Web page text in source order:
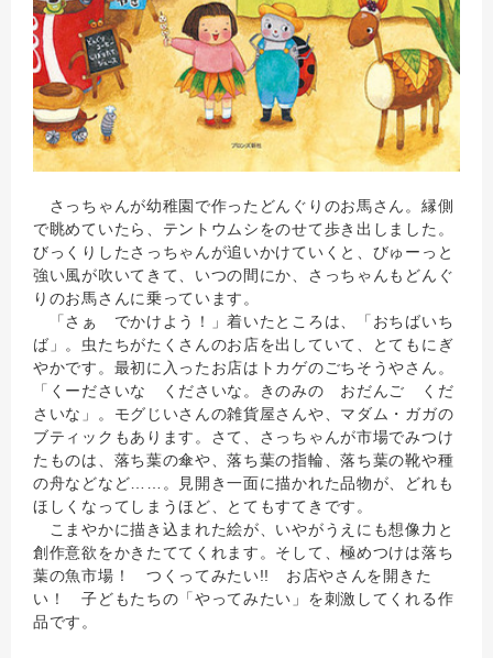
さっちゃんが幼稚園で作ったどんぐりのお馬さん。縁側
で眺めていたら、テントウムシをのせて歩き出しました。
びっくりしたさっちゃんが追いかけていくと、びゅーっと
強い風が吹いてきて、いつの間にか、さっちゃんもどんぐ
りのお馬さんに乗っています。
「さぁ でかけよう！」着いたところは、「おちばいち
ば」。虫たちがたくさんのお店を出していて、とてもにぎ
やかです。最初に入ったお店はトカゲのごちそうやさん。
「くーださいな くださいな。きのみの おだんご くだ
さいな」。モグじいさんの雑貨屋さんや、マダム・ガガの
ブティックもあります。さて、さっちゃんが市場でみつけ
たものは、落ち葉の傘や、落ち葉の指輪、落ち葉の靴や種
の舟などなど……。見開き一面に描かれた品物が、どれも
ほしくなってしまうほど、とてもすてきです。
こまやかに描き込まれた絵が、いやがうえにも想像力と
創作意欲をかきたててくれます。そして、極めつけは落ち
葉の魚市場！ つくってみたい!! お店やさんを開きた
い！ 子どもたちの「やってみたい」を刺激してくれる作
品です。